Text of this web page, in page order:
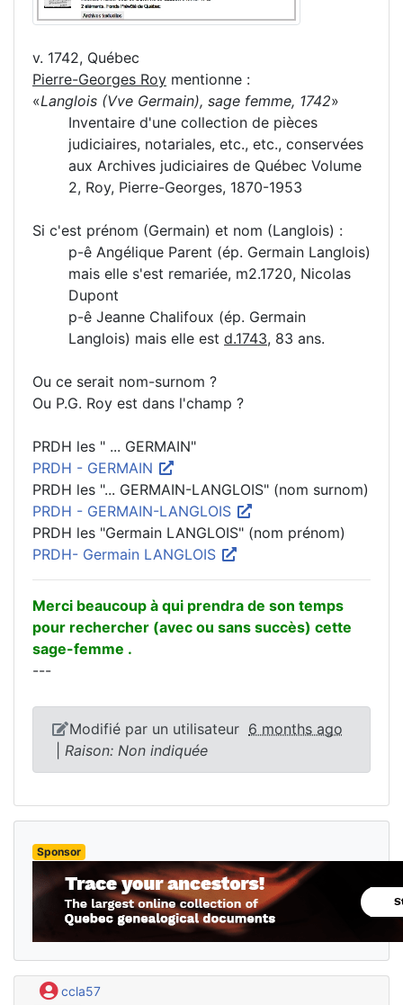
v. 1742, Québec
Pierre-Georges Roy mentionne :
«Langlois (Vve Germain), sage femme, 1742»
Inventaire d'une collection de pièces
judiciaires, notariales, etc., etc., conservées
aux Archives judiciaires de Québec Volume
2, Roy, Pierre-Georges, 1870-1953
Si c'est prénom (Germain) et nom (Langlois) :
p-ê Angélique Parent (ép. Germain Langlois)
mais elle s'est remariée, m2.1720, Nicolas
Dupont
p-ê Jeanne Chalifoux (ép. Germain
Langlois) mais elle est d.1743, 83 ans.
Ou ce serait nom-surnom ?
Ou P.G. Roy est dans l'champ ?
PRDH les " ... GERMAIN"
PRDH - GERMAIN
PRDH les "... GERMAIN-LANGLOIS" (nom surnom)
PRDH - GERMAIN-LANGLOIS
PRDH les "Germain LANGLOIS" (nom prénom)
PRDH- Germain LANGLOIS
Merci beaucoup à qui prendra de son temps
pour rechercher (avec ou sans succès) cette
sage-femme .
---
Modifié par un utilisateur 6 months ago
Raison: Non indiquée
Sponsor
ccla57